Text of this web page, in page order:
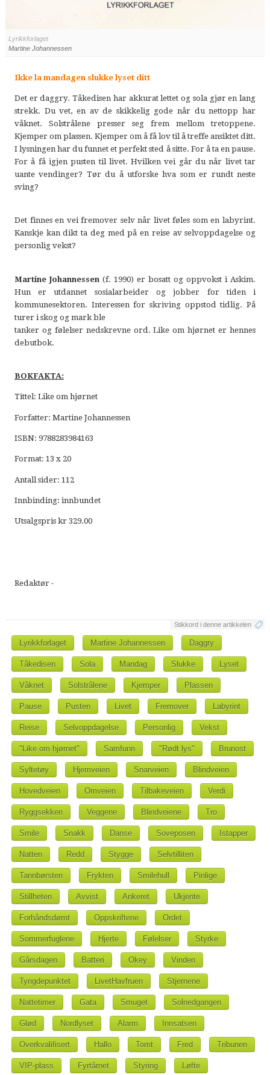
Lyrikkforlaget
Martine Johannessen
Ikke la mandagen slukke lyset ditt
Det er daggry. Tåkedisen har akkurat lettet og sola gjør en lang
strekk. Du vet, en av de skikkelig gode når du nettopp har
våknet. Solstrålene presser seg frem mellom tretoppene.
Kjemper om plassen. Kjemper om å få lov til å treffe ansiktet ditt.
I lysningen har du funnet et perfekt sted å sitte. For å ta en pause.
For å få igjen pusten til livet. Hvilken vei går du når livet tar
uante vendinger? Tør du å utforske hva som er rundt neste
sving?
Det finnes en vei fremover selv når livet føles som en labyrint.
Kanskje kan dikt ta deg med på en reise av selvoppdagelse og
personlig vekst?
Martine Johannessen (f. 1990) er bosatt og oppvokst i Askim.
Hun er utdannet sosialarbeider og jobber for tiden i
kommunesektoren. Interessen for skriving oppstod tidlig. På
turer i skog og mark ble
tanker og følelser nedskrevne ord. Like om hjørnet er hennes
debutbok.
BOKFAKTA:
Tittel: Like om hjørnet
Forfatter: Martine Johannessen
ISBN: 9788283984163
Format: 13 x 20
Antall sider: 112
Innbinding: innbundet
Utsalgspris kr 329.00
Redaktør -
Stikkord i denne artikkelen
Lyrikkforlaget Martine Johannessen Daggry
Tåkedisen Sola Mandag Slukke Lyset
Våknet Solstrålene Kjemper Plassen
Pause Pusten Livet Fremover Labyrint
Reise Selvoppdagelse Personlig Vekst
"Like om hjørnet" Samfunn "Rødt lys" Brunost
Syltetøy Hjemveien Snarveien Blindveien
Hovedveien Omveien Tilbakeveien Verdi
Ryggsekken Veggene Blindveiene Tro
Smile Snakk Danse Soveposen Istapper
Natten Redd Stygge Selvtilliten
Tannbørsten Frykten Smilehull Pinlige
Stillheten Avvist Ankeret Ukjente
Forhåndsdømt Oppskriftene Ordet
Sommerfuglene Hjerte Følelser Styrke
Gårsdagen Batteri Okey Vinden
Tyngdepunktet LivetHavfruen Stjernene
Nattetimer Gata Smuget Solnedgangen
Glød Nordlyset Alarm Innsatsen
Overkvalifisert Hallo Tomt Fred Tribunen
VIP-plass Fyrtårnet Styring Løfte